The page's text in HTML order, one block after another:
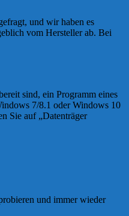
und wir haben es
vom Hersteller ab. Bei
sind, ein Programm eines
7/8.1 oder Windows 10
Sie auf „Datenträger
und immer wieder